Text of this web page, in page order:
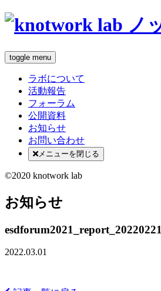
toggle menu
ラボについて
活動報告
フォーラム
公開資料
お知らせ
お問い合わせ
メニューを閉じる
©2020 knotwork lab
お知らせ
esdforum2021_report_20220221
2022.03.01